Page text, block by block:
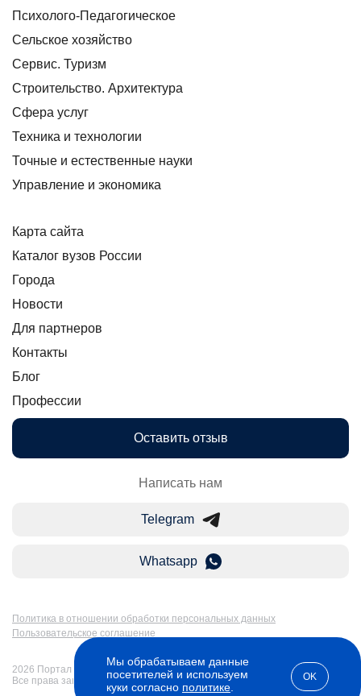
Психолого-Педагогическое
Сельское хозяйство
Сервис. Туризм
Строительство. Архитектура
Сфера услуг
Техника и технологии
Точные и естественные науки
Управление и экономика
Карта сайта
Каталог вузов России
Города
Новости
Для партнеров
Контакты
Блог
Профессии
Оставить отзыв
Написать нам
Telegram
Whatsapp
Политика в отношении обработки персональных данных
Пользовательское соглашение
2026 Портал Бакалавр-Магистр: дистанционное образование в России.
Все права защищены
Мы обрабатываем данные
посетителей и используем
куки согласно политике
OK